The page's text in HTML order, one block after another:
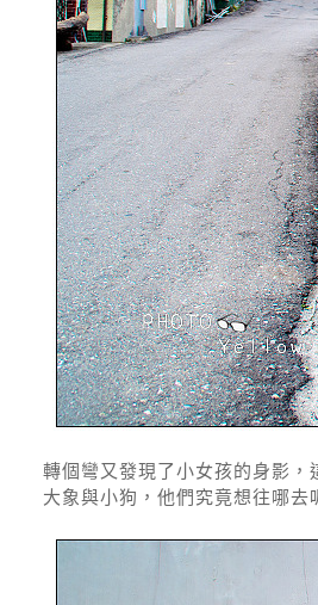
轉個彎又發現了小女孩的身影，
大象與小狗，他們究竟想往哪去